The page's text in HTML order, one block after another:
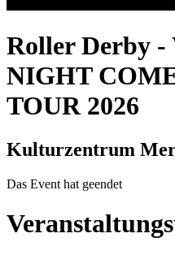
Roller Derby -
NIGHT
TOUR 2026
Kulturzentrum
Das Event hat geendet